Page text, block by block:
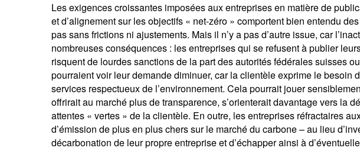
Les exigences croissantes imposées aux entreprises en matière de
et d’alignement sur les objectifs « net-zéro » comportent bien entendu
pas sans frictions ni ajustements. Mais il n’y a pas d’autre issue, car
nombreuses conséquences : les entreprises qui se refusent à publier
risquent de lourdes sanctions de la part des autorités fédérales suisses
pourraient voir leur demande diminuer, car la clientèle exprime le besoin
services respectueux de l’environnement. Cela pourrait jouer
offrirait au marché plus de transparence, s’orienterait davantage vers la
attentes « vertes » de la clientèle. En outre, les entreprises réfractaires
d’émission de plus en plus chers sur le marché du carbone – au lieu
décarbonation de leur propre entreprise et d’échapper ainsi à